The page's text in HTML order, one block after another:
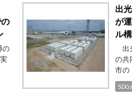
の
出
が
ル
出
の共
市の
SDGs